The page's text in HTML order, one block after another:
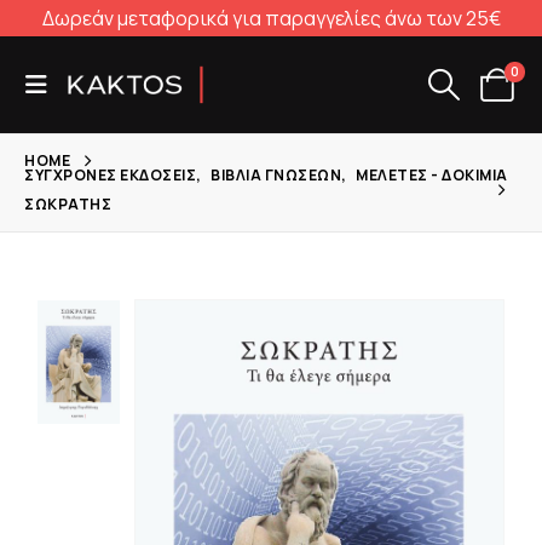
Δωρεάν μεταφορικά για παραγγελίες άνω των 25€
0
HOME
ΣΎΓΧΡΟΝΕΣ ΕΚΔΌΣΕΙΣ, ΒΙΒΛΊΑ ΓΝΏΣΕΩΝ, ΜΕΛΈΤΕΣ - ΔΟΚΊΜΙΑ
ΣΩΚΡΑΤΗΣ